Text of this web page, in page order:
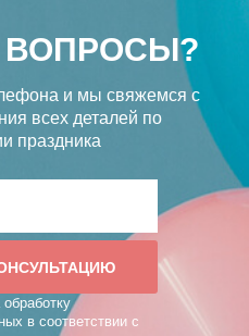
ВОПРОСЫ?
и мы свяжемся с
всех деталей по
праздника
в соответствии с